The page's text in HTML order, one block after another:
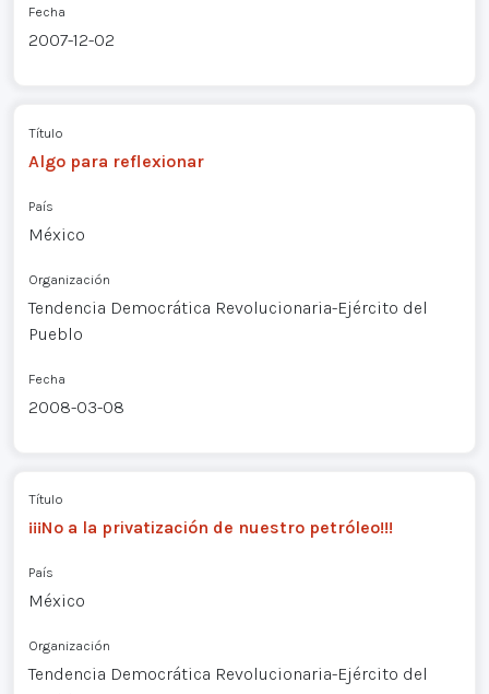
Fecha
2007-12-02
Título
Algo para reflexionar
País
México
Organización
Tendencia Democrática Revolucionaria-Ejército del
Pueblo
Fecha
2008-03-08
Título
¡¡¡No a la privatización de nuestro petróleo!!!
País
México
Organización
Tendencia Democrática Revolucionaria-Ejército del